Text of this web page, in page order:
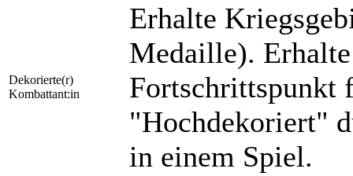
Dekorierte(r)
Kombattant:in
Erhalte
Medaille).
Fortschrittspunkt
"Hochdekoriert"
in einem Spiel.